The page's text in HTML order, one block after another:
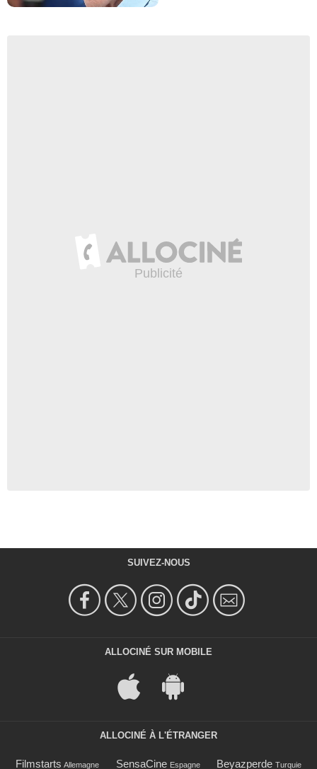
SUIVEZ-NOUS
ALLOCINÉ SUR MOBILE
ALLOCINÉ À L'ÉTRANGER
Filmstarts Allemagne SensaCine Espagne Beyazperde Turquie